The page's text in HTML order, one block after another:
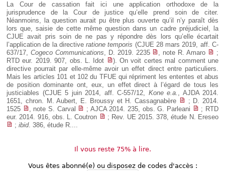
La Cour de cassation fait ici une application orthodoxe de la
jurisprudence de la Cour de justice qu’elle prend soin de citer.
Néanmoins, la question aurait pu être plus ouverte qu’il n’y paraît dès
lors que, saisie de cette même question dans un cadre préjudiciel, la
CJUE avait pris soin de ne pas y répondre dès lors qu’elle écartait
l’application de la directiveratione temporis (CJUE 28 mars 2019, aff. C-
637/17, Cogeco Communications, D. 2019. 2235 , note R. Amaro
;
RTD eur. 2019. 907, obs. L. Idot
). On voit certes mal comment une
directive pourrait par elle-même avoir un effet direct entre particuliers.
Mais les articles 101 et 102 du TFUE qui répriment les ententes et abus
de position dominante ont, eux, un effet direct à l’égard de tous les
justiciables (CJUE 5 juin 2014, aff. C-557/12, Kone e.a. , AJDA 2014.
1651, chron. M. Aubert, E. Broussy et H. Cassagnabère
; D. 2014.
1525
, note S. Carval ; AJCA 2014. 235, obs. G. Parleani
; RTD
eur. 2014. 916, obs. L. Coutron
; Rev. UE 2015. 378, étude N. Ereseo
; ibid. 386, étude R....
Il vous reste 75% à lire.
Vous êtes abonné(e) ou disposez de codes d'accès :